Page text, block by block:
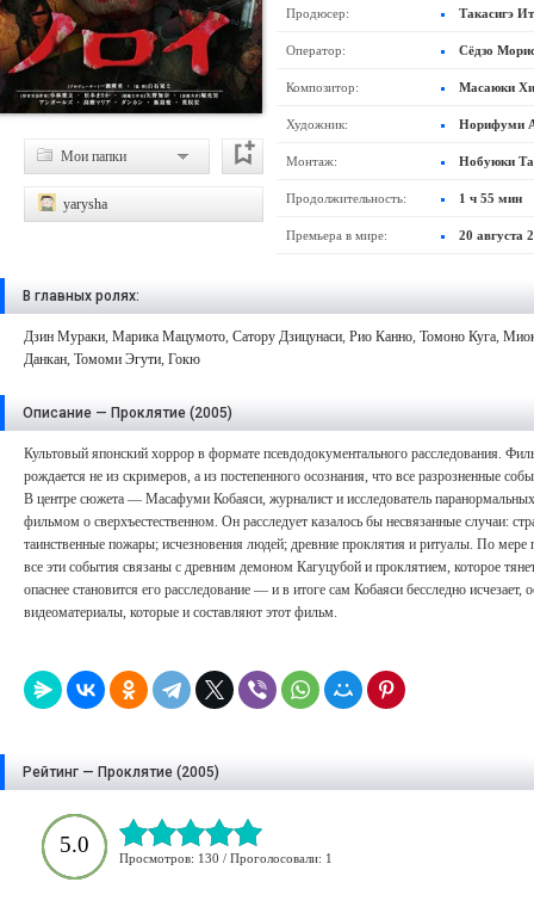
Мои папки
yarysha
Продюсер: Такасигэ
Оператор: Сёдзо
Композитор: Масаюки
Художник: Норифуми
Монтаж: Нобуюки
Продолжительность: 1 ч 55 мин
Премьера в мире: 20 августа
В главных ролях:
Дзин Мураки, Марика Мацумото, Сатору Дзицунаси, Рио Канно, Томоно Куга,
Данкан, Томоми Эгути, Гокю
Описание — Проклятие (2005)
Культовый японский хоррор в формате псевдодокументального расследования.
рождается не из скримеров, а из постепенного осознания, что все разрозненные
В центре сюжета — Масафуми Кобаяси, журналист и исследователь
фильмом о сверхъестественном. Он расследует казалось бы несвязанные случаи:
таинственные пожары; исчезновения людей; древние проклятия и ритуалы. По мере
все эти события связаны с древним демоном Кагуцубой и проклятием, которое
опаснее становится его расследование — и в итоге сам Кобаяси бесследно исчезает,
видеоматериалы, которые и составляют этот фильм.
Рейтинг — Проклятие (2005)
5.0
Просмотров: 130 / Проголосовали: 1